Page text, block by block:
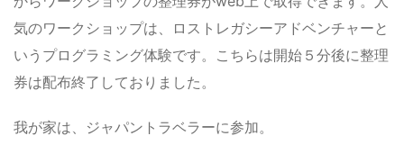
気のワークショップは、ロストレガシーアドベンチャーと
いうプログラミング体験です。こちらは開始５分後に整理
券は配布終了しておりました。
我が家は、ジャパントラベラーに参加。